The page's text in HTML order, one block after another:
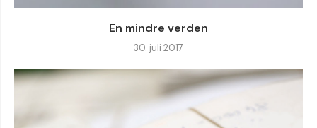
En mindre verden
30. juli 2017